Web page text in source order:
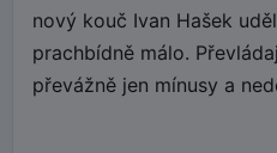
nový kouč Ivan Hašek
prachbídně málo.
převážně jen mínusy a